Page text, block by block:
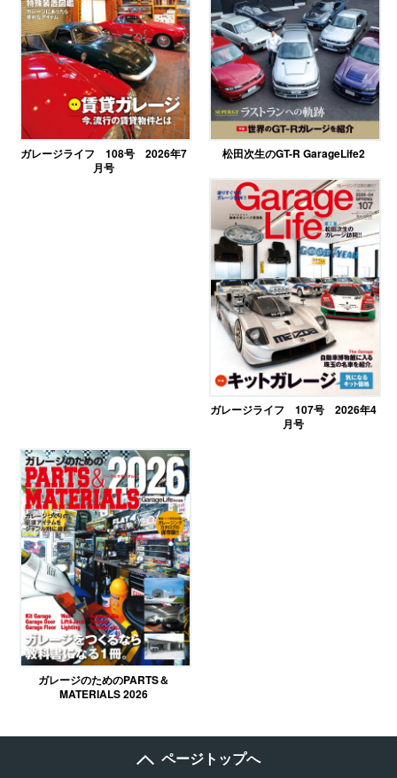
ガレージライフ 108号 2026年7
月号
松田次生のGT-R GarageLife2
ガレージライフ 107号 2026年4
月号
ガレージのためのPARTS＆
MATERIALS 2026
ページトップへ